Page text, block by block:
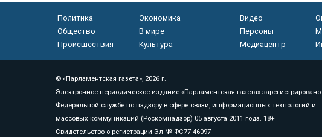
Политика
Экономика
Общество
В мире
Происшествия
Культура
Видео
Персоны
Медиацентр
© «Парламентская газета», 2026 г.
Электронное периодическое издание «Парламентская газета» зарегистрировано
Федеральной службе по надзору в сфере связи, информационных технологий и
массовых коммуникаций (Роскомнадзор) 05 августа 2011 года. 18+
Свидетельство о регистрации Эл № ФС77-46097